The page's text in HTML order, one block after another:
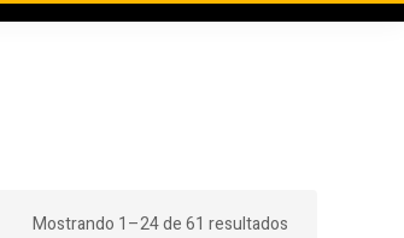
Mostrando 1–24 de 61 resultados